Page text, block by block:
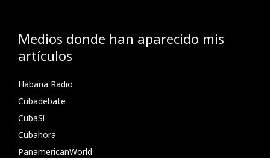
Medios donde han aparecido mis
artículos
Habana Radio
Cubadebate
CubaSí
Cubahora
PanamericanWorld